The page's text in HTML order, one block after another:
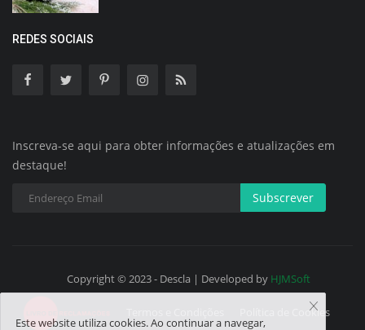
REDES SOCIAIS
Inscreva-se aqui para obter informações e atualizações em
destaque!
Subscrever
Copyright © 2023 - Descla | Developed by HJMSoft
Política de Cookies
Este website utiliza cookies. Ao continuar a navegar,